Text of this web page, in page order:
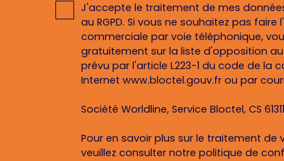
J'accepte le traitement de mes
au RGPD. Si vous ne souhaitez pas
commerciale par voie téléphonique,
gratuitement sur la liste d'opposition
prévu par l'article L223-1 du code de la
Internet www.bloctel.gouv.fr ou par
Société Worldline, Service Bloctel, CS 61311,
Pour en savoir plus sur le traitement de
veuillez consulter notre politique de